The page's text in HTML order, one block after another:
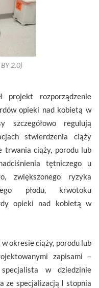
2.0)
projekt rozporządzenie
opieki nad kobietą w
szczegółowo regulują
stwierdzenia ciąży
trwania ciąży, porodu lub
tętniczego u
zwiększonego ryzyka
płodu, krwotoku
opieki nad kobietą w
okresie ciąży, porodu lub
zapisami –
w dziedzinie
ze specjalizacją I stopnia